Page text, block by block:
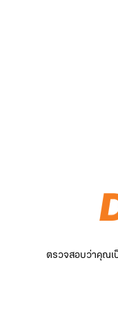
ตรวจสอบว่าคุณเ